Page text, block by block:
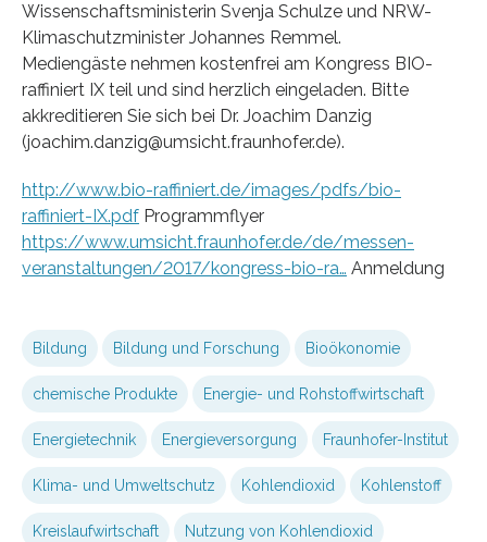
Wissenschaftsministerin Svenja Schulze und NRW-
Klimaschutzminister Johannes Remmel.
Mediengäste nehmen kostenfrei am Kongress BIO-
raffiniert IX teil und sind herzlich eingeladen. Bitte
akkreditieren Sie sich bei Dr. Joachim Danzig
(joachim.danzig@umsicht.fraunhofer.de).
http://www.bio-raffiniert.de/images/pdfs/bio-
raffiniert-IX.pdf Programmflyer
https://www.umsicht.fraunhofer.de/de/messen-
veranstaltungen/2017/kongress-bio-ra… Anmeldung
Bildung Bildung und Forschung Bioökonomie
chemische Produkte Energie- und Rohstoffwirtschaft
Energietechnik Energieversorgung Fraunhofer-Institut
Klima- und Umweltschutz Kohlendioxid Kohlenstoff
Kreislaufwirtschaft Nutzung von Kohlendioxid